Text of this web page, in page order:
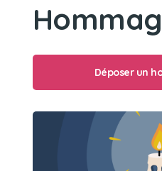
Déposer un